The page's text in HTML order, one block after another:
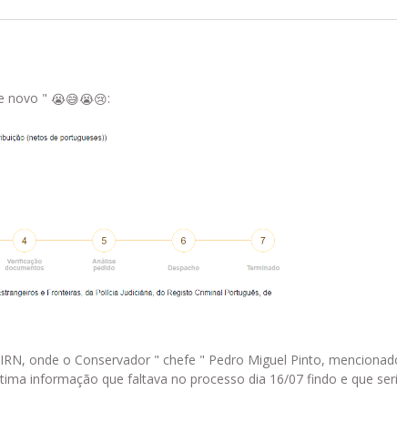
novo " 😭😅😭😢:
onde o Conservador " chefe " Pedro Miguel Pinto,
informação que faltava no processo dia 16/07 findo e que